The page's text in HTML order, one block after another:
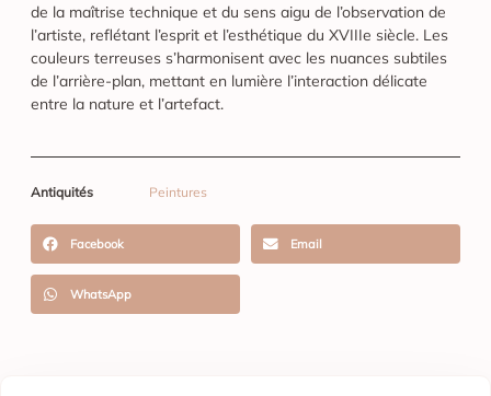
de la maîtrise technique et du sens aigu de l’observation de
l’artiste, reflétant l’esprit et l’esthétique du XVIIIe siècle. Les
couleurs terreuses s’harmonisent avec les nuances subtiles
de l’arrière-plan, mettant en lumière l’interaction délicate
entre la nature et l’artefact.
Antiquités Peintures
Facebook Email
WhatsApp